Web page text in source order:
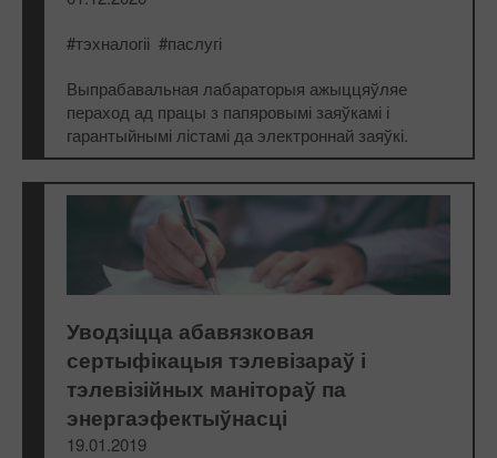
#тэхналогіі #паслугі
Выпрабавальная лабараторыя ажыццяўляе
пераход ад працы з папяровымі заяўкамі і
гарантыйнымі лістамі да электроннай заяўкі.
Уводзіцца абавязковая
сертыфікацыя тэлевізараў і
тэлевізійных манітораў па
энергаэфектыўнасці
19.01.2019